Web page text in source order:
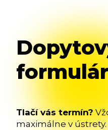
formulár
Tlačí vás termín?
maximálne v ústrety.